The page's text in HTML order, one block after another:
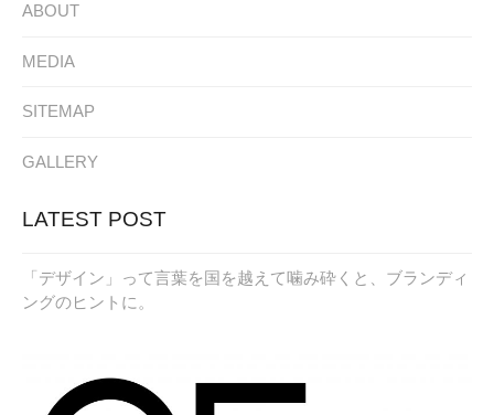
ABOUT
MEDIA
SITEMAP
GALLERY
LATEST POST
「デザイン」って言葉を国を越えて噛み砕くと、ブランディ
ングのヒントに。